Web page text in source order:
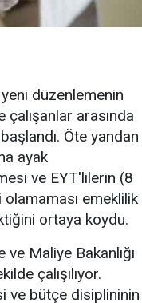
düzenlemenin
arasında
Öte yandan
ayak
ve EYT'lilerin (8
emeklilik
ortaya koydu.
ve Maliye Bakanlığı
çalışılıyor.
ve bütçe disiplininin